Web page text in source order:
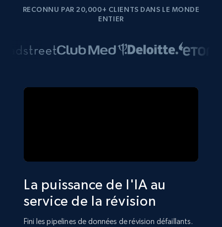
RECONNU PAR 20,000+ CLIENTS DANS LE MONDE
ENTIER
La puissance de l'IA au
service de la révision
Fini les pipelines de données de révision défaillants.